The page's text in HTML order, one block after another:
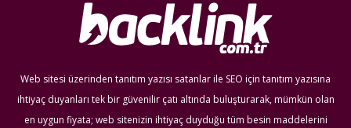
Web sitesi üzerinden tanıtım yazısı satanlar ile SEO için tanıtım yazısına
ihtiyaç duyanları tek bir güvenilir çatı altında buluşturarak, mümkün olan
en uygun fiyata; web sitenizin ihtiyaç duyduğu tüm besin maddelerini